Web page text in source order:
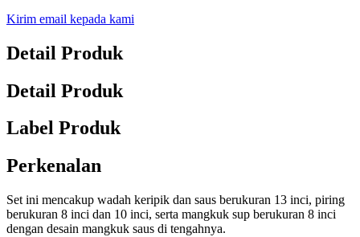
Kirim email kepada kami
Detail Produk
Detail Produk
Label Produk
Perkenalan
Set ini mencakup wadah keripik dan saus berukuran 13 inci, piring
berukuran 8 inci dan 10 inci, serta mangkuk sup berukuran 8 inci
dengan desain mangkuk saus di tengahnya.